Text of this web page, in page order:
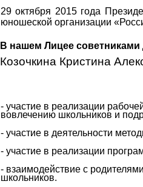
29 октября 2015 года
юношеской организации
В нашем Лицее
Козочкина Кристина
- участие в реализации
вовлечению школьников и
- участие в деятельности
- участие в реализации
- взаимодействие с
школьников.